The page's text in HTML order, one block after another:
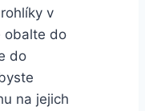
v
obalte do
do
na jejich